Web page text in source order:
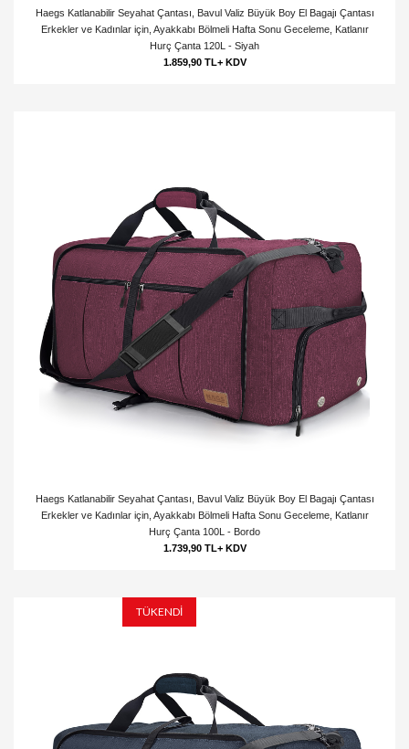
Haegs Katlanabilir Seyahat Çantası, Bavul Valiz Büyük Boy El Bagajı Çantası
Erkekler ve Kadınlar için, Ayakkabı Bölmeli Hafta Sonu Geceleme, Katlanır
Hurç Çanta 120L - Siyah
1.859,90 TL+ KDV
Haegs Katlanabilir Seyahat Çantası, Bavul Valiz Büyük Boy El Bagajı Çantası
Erkekler ve Kadınlar için, Ayakkabı Bölmeli Hafta Sonu Geceleme, Katlanır
Hurç Çanta 100L - Bordo
1.739,90 TL+ KDV
TÜKENDİ